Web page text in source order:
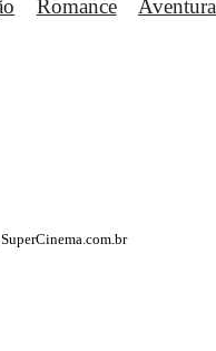
Romance Aventura